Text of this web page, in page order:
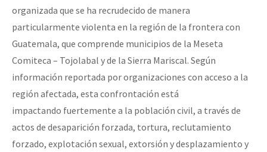
organizada que se ha recrudecido de manera
particularmente violenta en la región de la frontera con
Guatemala, que comprende municipios de la Meseta
Comiteca – Tojolabal y de la Sierra Mariscal. Según
información reportada por organizaciones con acceso a la
región afectada, esta confrontación está
impactando fuertemente a la población civil, a través de
actos de desaparición forzada, tortura, reclutamiento
forzado, explotación sexual, extorsión y desplazamiento y